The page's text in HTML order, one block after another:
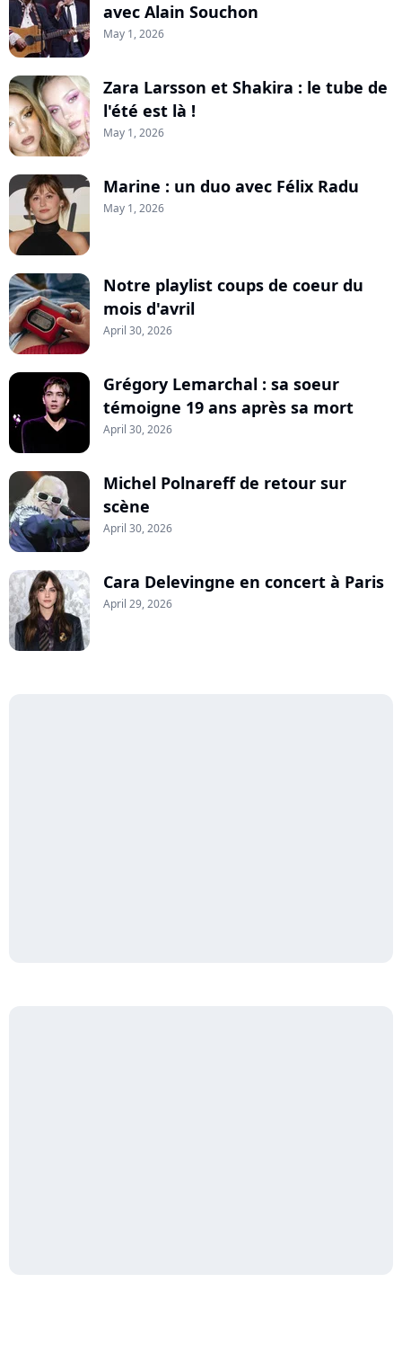
avec Alain Souchon
May 1, 2026
Zara Larsson et Shakira : le tube de
l'été est là !
May 1, 2026
Marine : un duo avec Félix Radu
May 1, 2026
Notre playlist coups de coeur du
mois d'avril
April 30, 2026
Grégory Lemarchal : sa soeur
témoigne 19 ans après sa mort
April 30, 2026
Michel Polnareff de retour sur
scène
April 30, 2026
Cara Delevingne en concert à Paris
April 29, 2026